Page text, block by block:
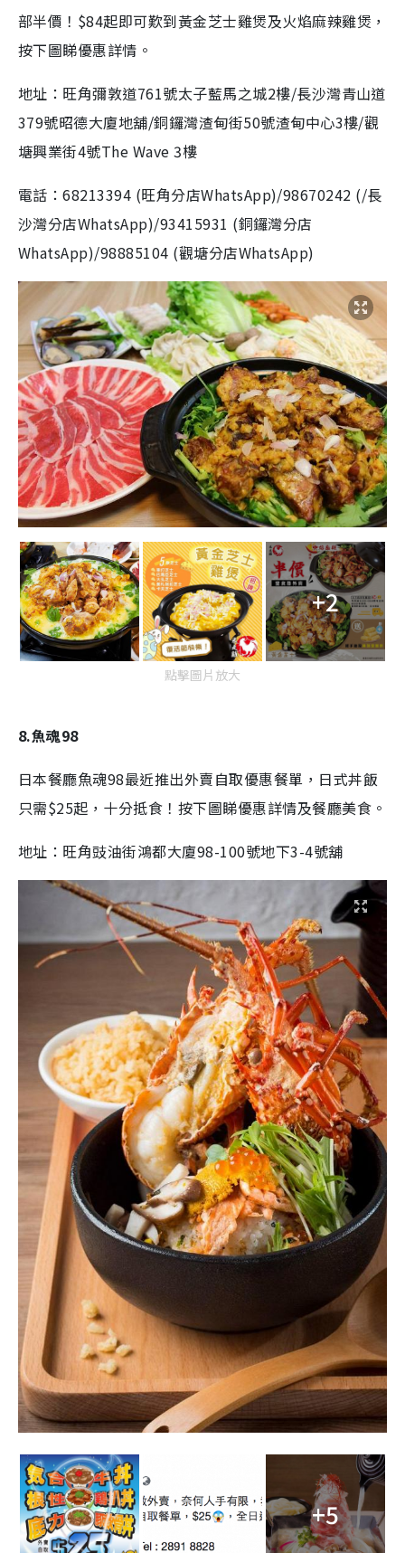
部半價！$84起即可歎到黃金芝士雞煲及火焰麻辣雞煲，
按下圖睇優惠詳情。
地址：旺角彌敦道761號太子藍馬之城2樓/長沙灣青山道
379號昭德大廈地舖/銅鑼灣渣甸街50號渣甸中心3樓/觀
塘興業街4號The Wave 3樓
電話：68213394 (旺角分店WhatsApp)/98670242 (/長
沙灣分店WhatsApp)/93415931 (銅鑼灣分店
WhatsApp)/98885104 (觀塘分店WhatsApp)
+2
點擊圖片放大
8.魚魂98
日本餐廳魚魂98最近推出外賣自取優惠餐單，日式丼飯
只需$25起，十分抵食！按下圖睇優惠詳情及餐廳美食。
地址： 旺角豉油街鴻都大廈98-100號地下3-4號舖
+5